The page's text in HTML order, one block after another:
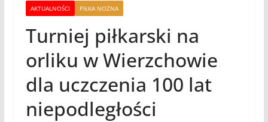
AKTUALNOŚCI PIŁKA NOŻNA
Turniej piłkarski na
orliku w Wierzchowie
dla uczczenia 100 lat
niepodległości